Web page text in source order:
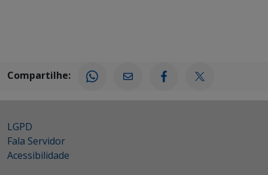
Compartilhe:
LGPD
Fala Servidor
Acessibilidade